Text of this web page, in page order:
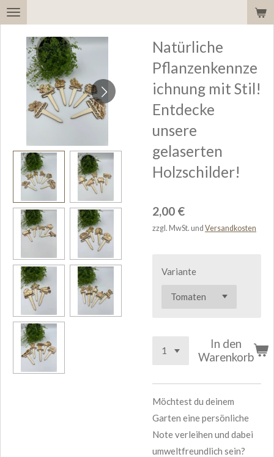
Zum
springen
Natürliche
Pflanzenkennze
ichnung mit Stil!
Entdecke
unsere
gelaserten
Holzschilder!
2,00 €
zzgl. MwSt. und Versandkosten
Variante
In den
Warenkorb
Möchtest du deinem
Garten eine persönliche
Note verleihen und dabei
umweltfreundlich sein?